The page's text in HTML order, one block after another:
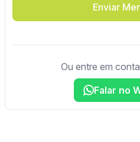
Enviar
Ou entre em
Falar no